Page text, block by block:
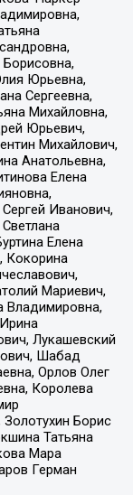
Юрьевна,
Сергеевна,
Михайловна,
Юрьевич,
Михайлович,
Анатольевна,
Елена
Иванович,
Елена
Кокорина
Мариевич,
Владимировна,
Лукашевский
Шабад
Орлов Олег
Королева
Борис
Татьяна
Мара
Герман